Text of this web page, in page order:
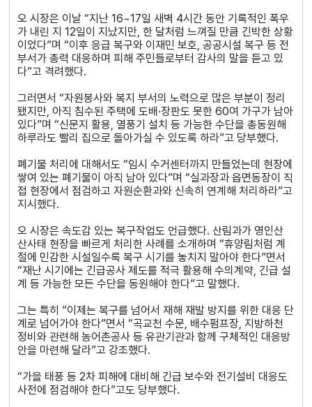
오 시장은 이날 “지난 16~17일 새벽 4시간 동안 기록적인 폭우
가 내린 지 12일이 지났지만, 한 달처럼 느껴질 만큼 긴박한 상황
이었다”며 “이후 응급 복구와 이재민 보호, 공공시설 복구 등 전
부서가 총력 대응하며 피해 주민들로부터 감사의 말을 듣고 있
다”고 격려했다.
그러면서 “자원봉사와 복지 부서의 노력으로 많은 부분이 정리
됐지만, 아직 침수된 주택에 도배·장판도 못한 60여 가구가 남아
있다”며 “신문지 활용, 열풍기 설치 등 가능한 수단을 총동원해
하루라도 빨리 집으로 돌아가실 수 있도록 하라”고 당부했다.
폐기물 처리에 대해서도 “임시 수거센터까지 만들었는데 현장에
쌓여 있는 폐기물이 아직 남아 있다”며 “실과장과 읍면동장이 직
접 현장에서 점검하고 자원순환과와 신속히 연계해 처리하라”고
지시했다.
오 시장은 속도감 있는 복구작업도 언급했다. 산림과가 영인산
산사태 현장을 빠르게 처리한 사례를 소개하며 “휴양림처럼 계
절에 민감한 시설일수록 복구 시기를 놓치지 말아야 한다”면서
“재난 시기에는 긴급공사 제도를 적극 활용해 수의계약, 긴급 설
계 등 가능한 모든 수단을 동원해야 한다”고 말했다.
그는 특히 “이제는 복구를 넘어서 재해 재발 방지를 위한 대응 단
계로 넘어가야 한다”면서 “곡교천 수문, 배수펌프장, 지방하천
정비와 관련해 농어촌공사 등 유관기관과 함께 구체적인 대응방
안을 마련해 달라”고 강조했다.
“가을 태풍 등 2차 피해에 대비해 긴급 보수와 전기설비 대응도
사전에 점검해야 한다”고도 당부했다.